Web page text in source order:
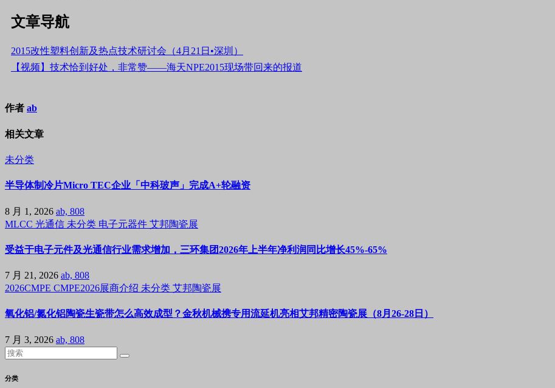
文章导航
2015改性塑料创新及热点技术研讨会（4月21日•深圳）
【视频】技术恰到好处，非常赞——海天NPE2015现场带回来的报道
作者 ab
相关文章
未分类
半导体制冷片Micro TEC企业「中科玻声」完成A+轮融资
8 月 1, 2026 ab, 808
MLCC 光通信 未分类 电子元器件 艾邦陶瓷展
受益于电子元件及光通信行业需求增加，三环集团2026年上半年净利润同比增长45%-65%
7 月 21, 2026 ab, 808
2026CMPE CMPE2026展商介绍 未分类 艾邦陶瓷展
氧化铝/氮化铝陶瓷生瓷带怎么高效成型？金秋机械携专用流延机亮相艾邦精密陶瓷展（8月26-28日）
7 月 3, 2026 ab, 808
分类